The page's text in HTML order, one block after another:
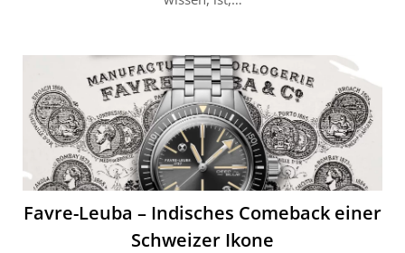
Favre-Leuba – Indisches Comeback einer
Schweizer Ikone